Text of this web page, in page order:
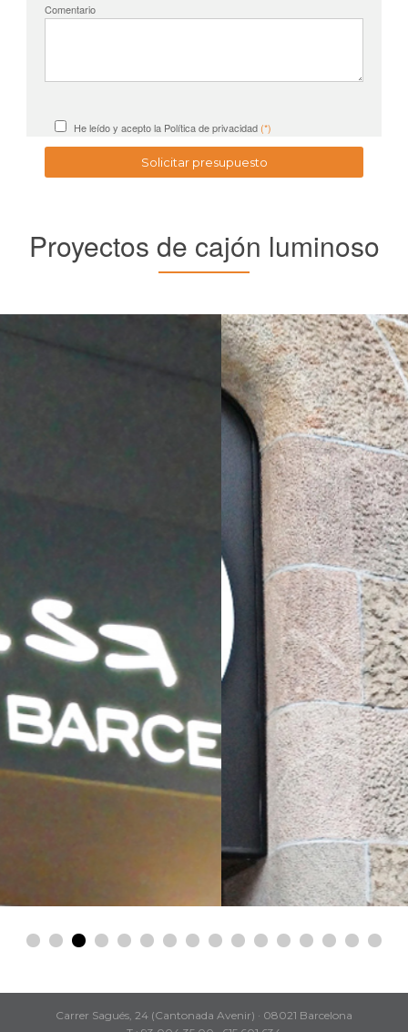
Comentario
He leído y acepto la Política de privacidad (*)
Proyectos de cajón luminoso
Carrer Sagués, 24 (Cantonada Avenir) · 08021 Barcelona